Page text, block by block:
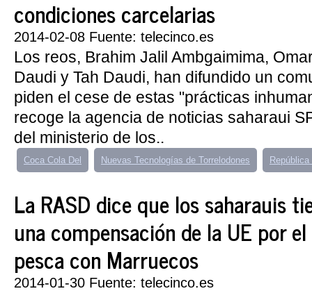
condiciones carcelarias
2014-02-08 Fuente: telecinco.es
Los reos, Brahim Jalil Ambgaimima,
Daudi y Tah Daudi, han difundido un
piden el cese de estas "prácticas
recoge la agencia de noticias saharaui
del ministerio de los..
Coca Cola Del Nuevas Tecnologías de Torrelodones
La RASD dice que los saharauis
una compensación de la UE por
pesca con Marruecos
2014-01-30 Fuente: telecinco.es